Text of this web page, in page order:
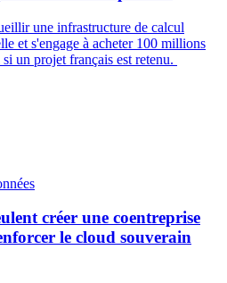
une infrastructure de calcul
et s'engage à acheter 100 millions
un projet français est retenu.
créer une coentreprise
le cloud souverain